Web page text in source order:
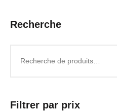
Recherche
Filtrer par prix